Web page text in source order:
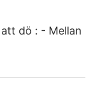
dö : - Mellan